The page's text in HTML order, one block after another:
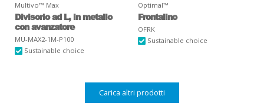
Multivo™ Max
Divisorio ad L, in metallo
con avanzatore
MU-MAX2-1M-P100
Sustainable choice
Optimal™
Frontalino
OFRK
Sustainable choice
Carica altri prodotti